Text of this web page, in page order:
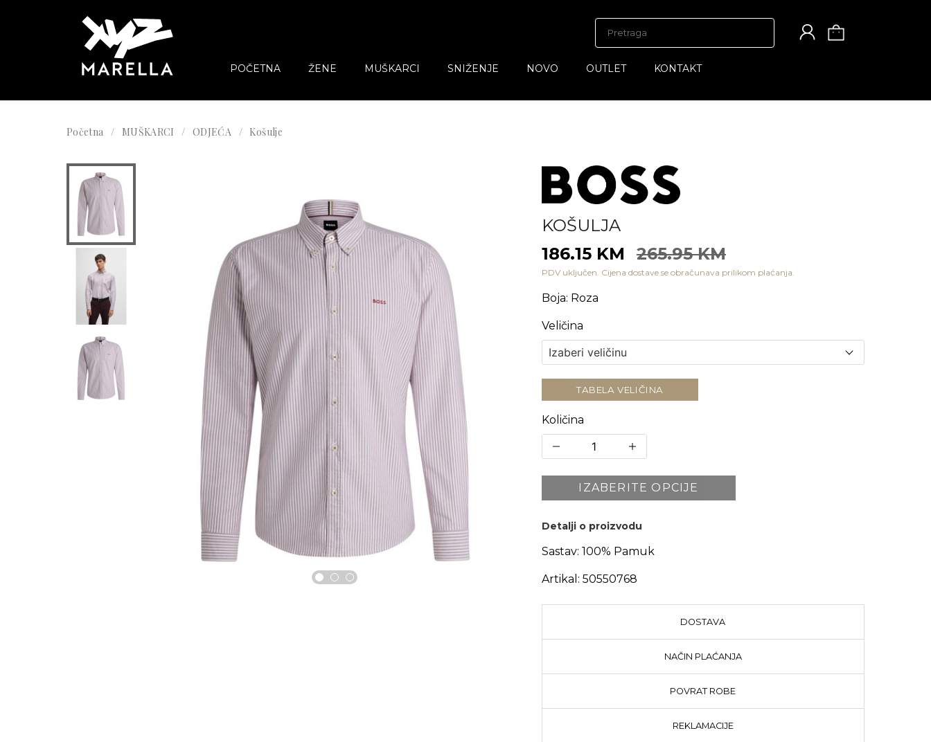
POČETNA ŽENE MUŠKARCI SNIŽENJE NOVO OUTLET KONTAKT
Početna MUŠKARCI ODJEĆA Košulje
KOŠULJA
186.15 KM
265.95 KM
PDV uključen. Cijena dostave se obračunava prilikom plaćanja.
Boja: Roza
Veličina
TABELA VELIČINA
Količina
IZABERITE OPCIJE
Detalji o proizvodu
Sastav: 100% Pamuk
Artikal: 50550768
DOSTAVA
NAČIN PLAĆANJA
POVRAT ROBE
REKLAMACIJE